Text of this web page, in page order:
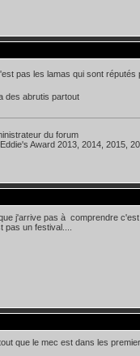
pas les lamas qui sont
a des abrutis partout
du forum
Award 2013, 2014, 2015,
j'arrive pas à comprendre
pas un festival....
que le mec est dans les